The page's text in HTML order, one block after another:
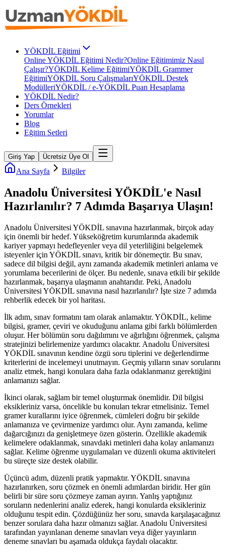
YÖKDİL Eğitimi
Online YÖKDİL Eğitimi Nedir?Online Eğitimimiz Nasıl
Çalışır?YÖKDİL Kelime EğitimiYÖKDİL Grammer
EğitimiYÖKDİL Soru ÇalışmalarıYÖKDİL Destek
ModülleriYÖKDİL / e-YÖKDİL Puan Hesaplama
YÖKDİL Nedir?
Ders Örnekleri
Yorumlar
Blog
Eğitim Setleri
Giriş Yap Ücretsiz Üye Ol
Ana Sayfa Bilgiler
Anadolu Üniversitesi YÖKDİL'e Nasıl
Hazırlanılır? 7 Adımda Başarıya Ulaşın!
Anadolu Üniversitesi YÖKDİL sınavına hazırlanmak, birçok aday
için önemli bir hedef. Yükseköğretim kurumlarında akademik
kariyer yapmayı hedefleyenler veya dil yeterliliğini belgelemek
isteyenler için YÖKDİL sınavı, kritik bir dönemeçtir. Bu sınav,
sadece dil bilgisi değil, aynı zamanda akademik metinleri anlama ve
yorumlama becerilerini de ölçer. Bu nedenle, sınava etkili bir şekilde
hazırlanmak, başarıya ulaşmanın anahtarıdır. Peki, Anadolu
Üniversitesi YÖKDİL sınavına nasıl hazırlanılır? İşte size 7 adımda
rehberlik edecek bir yol haritası.
İlk adım, sınav formatını tam olarak anlamaktır. YÖKDİL, kelime
bilgisi, gramer, çeviri ve okuduğunu anlama gibi farklı bölümlerden
oluşur. Her bölümün soru dağılımını ve ağırlığını öğrenmek, çalışma
stratejinizi belirlemenize yardımcı olacaktır. Anadolu Üniversitesi
YÖKDİL sınavının kendine özgü soru tiplerini ve değerlendirme
kriterlerini de incelemeyi unutmayın. Geçmiş yılların sınav sorularını
analiz etmek, hangi konulara daha fazla odaklanmanız gerektiğini
anlamanızı sağlar.
İkinci olarak, sağlam bir temel oluşturmak önemlidir. Dil bilgisi
eksikleriniz varsa, öncelikle bu konuları tekrar etmelisiniz. Temel
gramer kurallarını iyice öğrenmek, cümleleri doğru bir şekilde
anlamanıza ve çevirmenize yardımcı olur. Aynı zamanda, kelime
dağarcığınızı da genişletmeye özen gösterin. Özellikle akademik
kelimelere odaklanmak, sınavdaki metinleri daha kolay anlamanızı
sağlar. Kelime öğrenme uygulamaları ve düzenli okuma aktiviteleri
bu süreçte size destek olabilir.
Üçüncü adım, düzenli pratik yapmaktır. YÖKDİL sınavına
hazırlanırken, soru çözmek en önemli adımlardan biridir. Her gün
belirli bir süre soru çözmeye zaman ayırın. Yanlış yaptığınız
soruların nedenlerini analiz ederek, hangi konularda eksikleriniz
olduğunu tespit edin. Çözdüğünüz her soru, sınavda karşılaşacağınız
benzer sorulara daha hazır olmanızı sağlar. Anadolu Üniversitesi
tarafından yayınlanan deneme sınavları veya diğer yayınların
deneme sınavları bu aşamada oldukça faydalı olacaktır.